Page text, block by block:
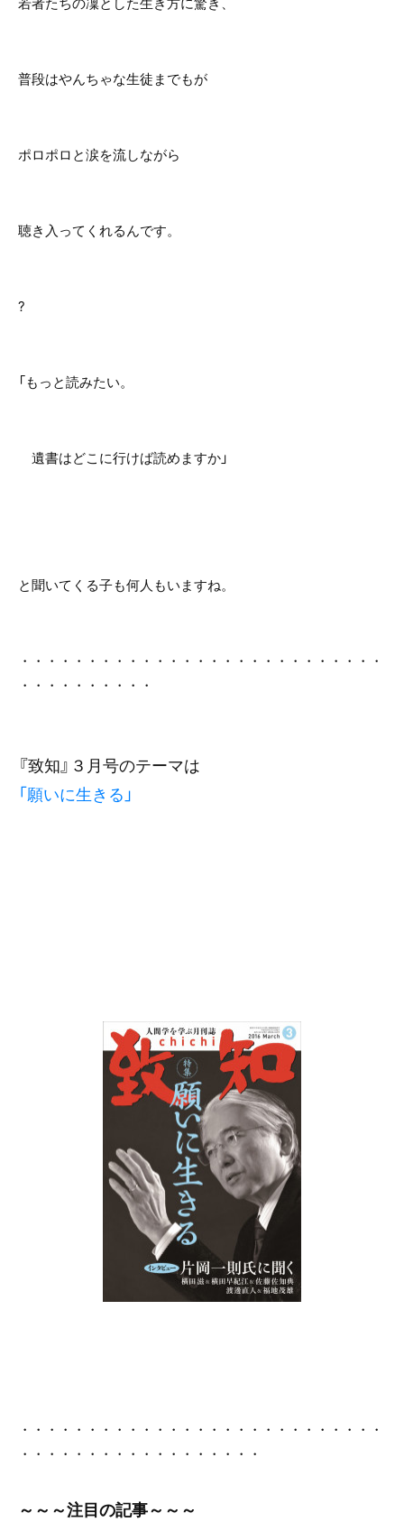
普段はやんちゃな生徒までもが
ポロポロと涙を流しながら
聴き入ってくれるんです。
?
「もっと読みたい。
遺書はどこに行けば読めますか」
と聞いてくる子も何人もいますね。
・・・・・・・・・・・・・・・・・・・・・・・・・・・
・・・・・・・・・・
『致知』３月号のテーマは
「願いに生きる」
・・・・・・・・・・・・・・・・・・・・・・・・・・・
・・・・・・・・・・・・・・・・・・
～～～注目の記事～～～